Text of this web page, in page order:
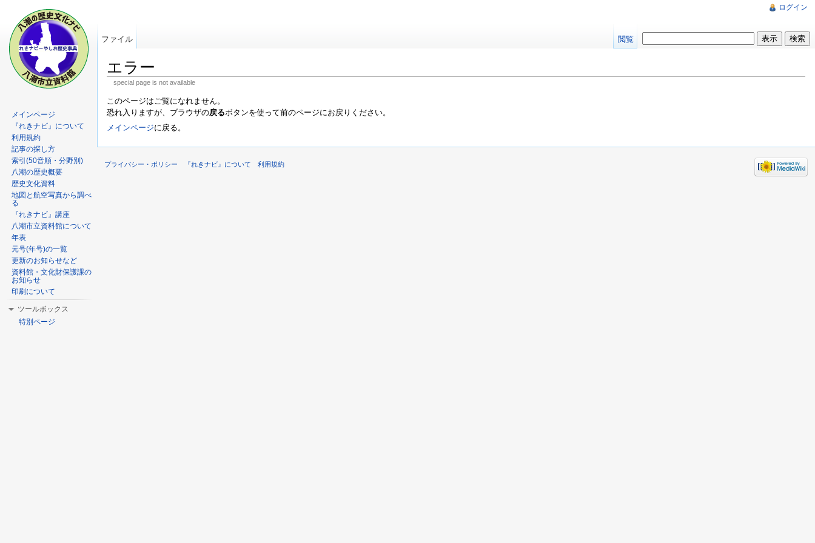
エラー
special page is not available
このページはご覧になれません。
恐れ入りますが、ブラウザの戻るボタンを使って前のページにお戻りください。
メインページに戻る。
ログイン
ファイル 閲覧
メインページ
『れきナビ』について
利用規約
記事の探し方
索引(50音順・分野別)
八潮の歴史概要
歴史文化資料
地図と航空写真から調べ
る
『れきナビ』講座
八潮市立資料館について
年表
元号(年号)の一覧
更新のお知らせなど
資料館・文化財保護課の
お知らせ
印刷について
ツールボックス
特別ページ
プライバシー・ポリシー 『れきナビ』について 利用規約